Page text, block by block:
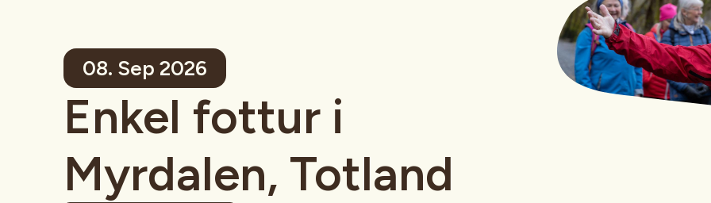
08. Sep 2026
Enkel fottur i
Myrdalen, Totland